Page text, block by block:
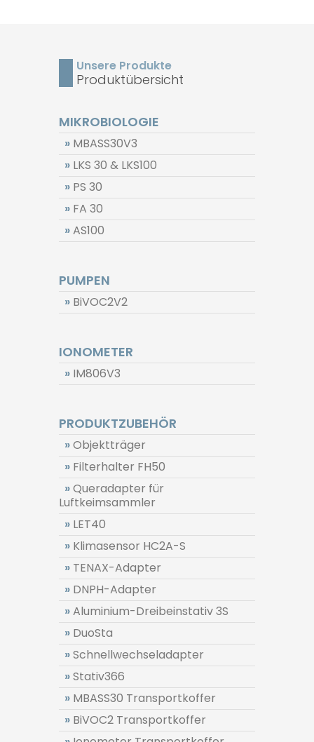
Unsere Produkte
Produktübersicht
MIKROBIOLOGIE
» MBASS30V3
» LKS 30 & LKS100
» PS 30
» FA 30
»AS100
PUMPEN
» BiVOC2V2
IONOMETER
» IM806V3
PRODUKTZUBEHÖR
»Objektträger
» Filterhalter FH50
»Queradapter für
Luftkeimsammler
» LET40
» Klimasensor HC2A-S
» TENAX-Adapter
» DNPH-Adapter
»Aluminium-Dreibeinstativ 3S
» DuoSta
»Schnellwechseladapter
»Stativ366
» MBASS30 Transportkoffer
» BiVOC2 Transportkoffer